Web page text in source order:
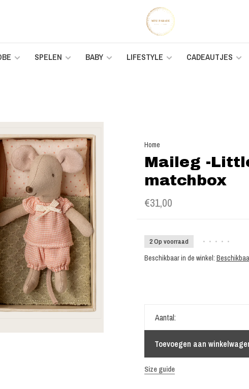
SPELEN BABY LIFESTYLE CADEAUTJES
Home
Maileg -
matchbox
€31,00
2 Op voorraad • • • • •
Beschikbaar in de winkel:
Aantal:
Toevoegen aan
Size guide